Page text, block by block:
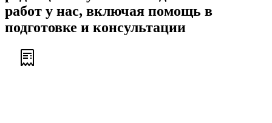
работ у нас, включая помощь в
подготовке и консультации